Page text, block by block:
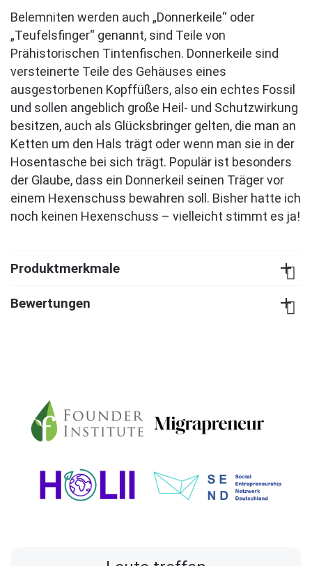
Belemniten werden auch „Donnerkeile“ oder
„Teufelsfinger“ genannt, sind Teile von
Prähistorischen Tintenfischen. Donnerkeile sind
versteinerte Teile des Gehäuses eines
ausgestorbenen Kopffüßers, also ein echtes Fossil
und sollen angeblich große Heil- und Schutzwirkung
besitzen, auch als Glücksbringer gelten, die man an
Ketten um den Hals trägt oder wenn man sie in der
Hosentasche bei sich trägt. Populär ist besonders
der Glaube, dass ein Donnerkeil seinen Träger vor
einem Hexenschuss bewahren soll. Bisher hatte ich
noch keinen Hexenschuss – vielleicht stimmt es ja!
Produktmerkmale
Bewertungen